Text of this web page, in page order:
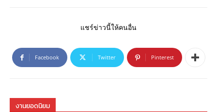
แชร์ข่าวนี้ให้คนอื่น
Facebook Twitter Pinterest
งานยอดนิยม